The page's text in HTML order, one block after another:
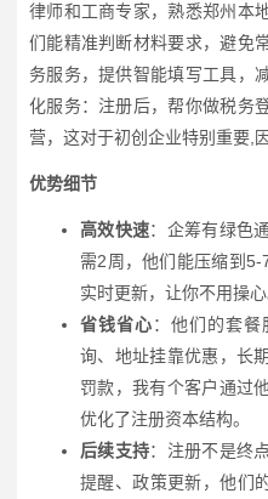
律师和工商专家，熟悉郑州本
们能精准判断材料要求，避免
务服务，提供智能填写工具，
化服务：注册后，帮你做税务
营，这对于初创企业特别重要,
优势细节
高效快速：企筹有绿色
需2周，他们能压缩到5-
实时更新，让你不用操心
省钱省心：他们的套餐
询、地址挂靠优惠，长
罚款，我有个客户通过
优化了注册资本结构。
后续支持：注册不是终
提醒、政策更新，他们